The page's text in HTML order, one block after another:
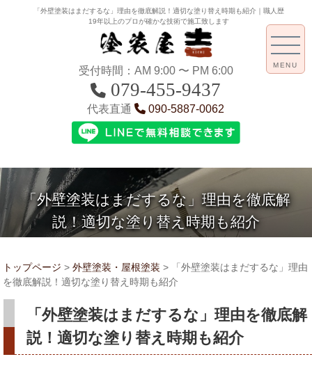
「外壁塗装はまだするな」理由を徹底解説！適切な塗り替え時期も紹介｜職人歴
19年以上のプロが確かな技術で施工致します
受付時間：AM 9:00 〜 PM 6:00
079-455-9437
代表直通 090-5887-0062
「外壁塗装はまだするな」理由を徹底解
説！適切な塗り替え時期も紹介
MENU
トップページ > 外壁塗装・屋根塗装 >
「外壁塗装はまだするな」理由
を徹底解説！適切な塗り替え時期も紹介
「外壁塗装はまだするな」理由を徹底解
説！適切な塗り替え時期も紹介